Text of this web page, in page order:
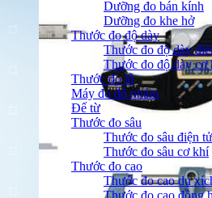
Dưỡng đo bán kính
Dưỡng đo khe hở
Thước đo độ dày
Thước đo độ dày
Thước đo độ dày cơ
Thước đo lỗ
Máy đo độ nhám
Đế từ
Thước đo sâu
Thước đo sâu điện tử
Thước đo sâu cơ khí
Thước đo cao
Thước đo cao du